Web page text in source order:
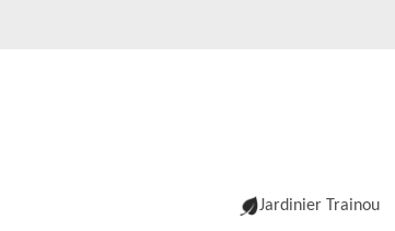
Jardinier Trainou